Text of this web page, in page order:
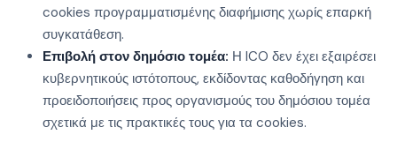
cookies προγραμματισμένης διαφήμισης χωρίς επαρκή
συγκατάθεση.
Επιβολή στον δημόσιο τομέα: Η ICO δεν έχει εξαιρέσει
κυβερνητικούς ιστότοπους, εκδίδοντας καθοδήγηση και
προειδοποιήσεις προς οργανισμούς του δημόσιου τομέα
σχετικά με τις πρακτικές τους για τα cookies.